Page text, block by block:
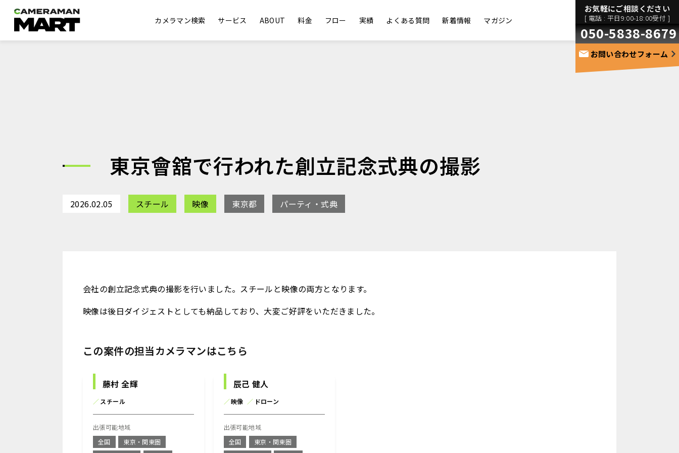
カメラマン検索 サービス ABOUT 料金 フロー 実績 よくある質問 新着情報 マガジン
お気軽にご相談ください
[ 電話 : 平日9:00-18:00受付 ]
050-5838-8679
お問い合わせフォーム
東京會舘で行われた創立記念式典の撮影
2026.02.05 スチール 映像 東京都 パーティ・式典
会社の創立記念式典の撮影を行いました。スチールと映像の両方となります。
映像は後日ダイジェストとしても納品しており、大変ご好評をいただきました。
この案件の担当カメラマンはこちら
藤村 全輝
／ スチール
出張可能地域
全国
東京・関東圏
辰己 健人
／映像 ／ ドローン
出張可能地域
全国
東京・関東圏